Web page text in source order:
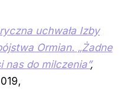
uchwała Izby
Ormian. „Żadne
nas do milczenia”,